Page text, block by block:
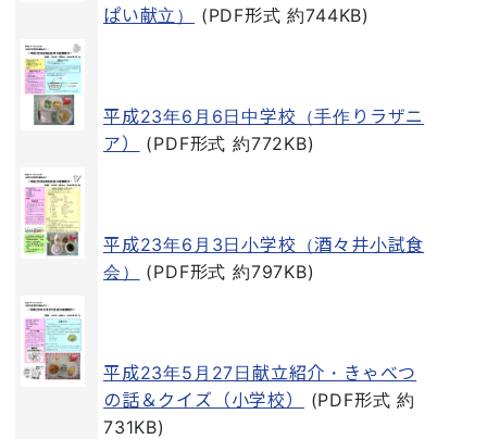
ぱい献立）
(PDF形式 約744KB)
平成23年6月6日中学校（手作りラザニ
ア）
(PDF形式 約772KB)
平成23年6月3日小学校（酒々井小試食
会）
(PDF形式 約797KB)
平成23年5月27日献立紹介・きゃべつ
の話＆クイズ（小学校）
(PDF形式 約
731KB)